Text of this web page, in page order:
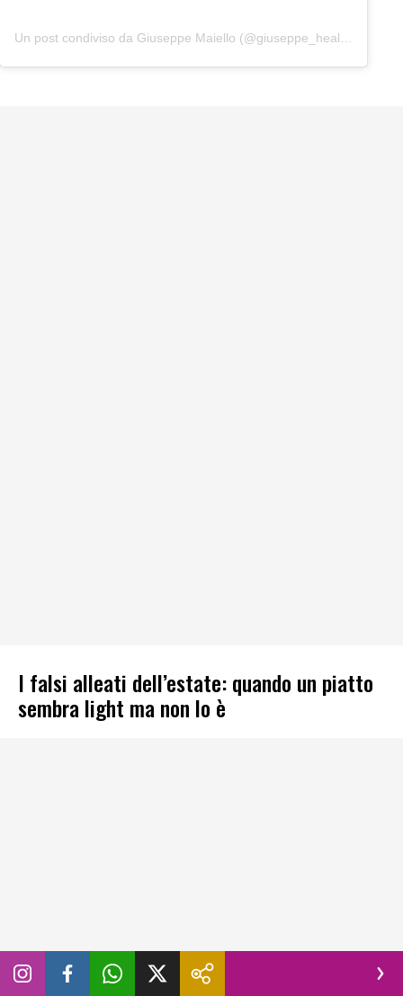
Un post condiviso da Giuseppe Maiello (@giuseppe_healthy)
I falsi alleati dell’estate: quando un piatto
sembra light ma non lo è
Con l’arrivo dell’estate torna anche la voglia di trascorrere